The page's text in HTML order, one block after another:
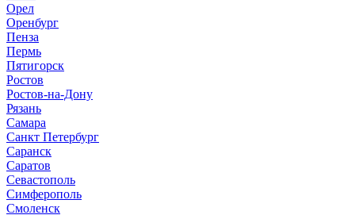
Орел
Оренбург
Пенза
Пермь
Пятигорск
Ростов
Ростов-на-Дону
Рязань
Самара
Санкт Петербург
Саранск
Саратов
Севастополь
Симферополь
Смоленск